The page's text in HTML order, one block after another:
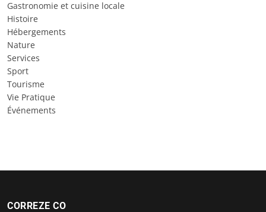
Gastronomie et cuisine locale
Histoire
Hébergements
Nature
Services
Sport
Tourisme
Vie Pratique
Événements
CORREZE CO